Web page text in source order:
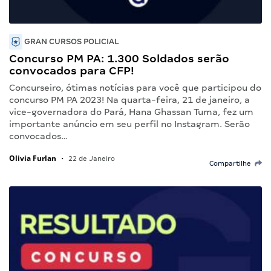
GRAN CURSOS POLICIAL
Concurso PM PA: 1.300 Soldados serão
convocados para CFP!
Concurseiro, ótimas notícias para você que participou do
concurso PM PA 2023! Na quarta-feira, 21 de janeiro, a
vice-governadora do Pará, Hana Ghassan Tuma, fez um
importante anúncio em seu perfil no Instagram. Serão
convocados…
Olivia Furlan • 22 de Janeiro
Compartilhe